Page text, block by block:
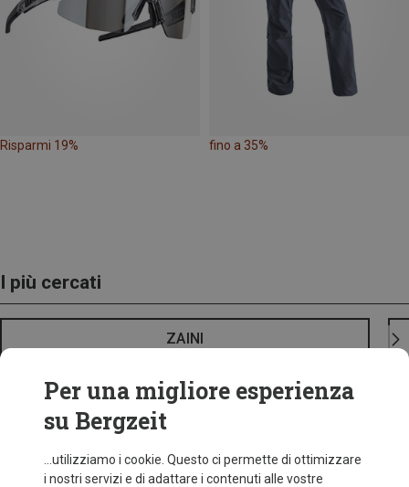
Risparmi 19% fino a 35%
I più cercati
ZAINI
Per una migliore esperienza
su Bergzeit
...utilizziamo i cookie. Questo ci permette di ottimizzare
i nostri servizi e di adattare i contenuti alle vostre